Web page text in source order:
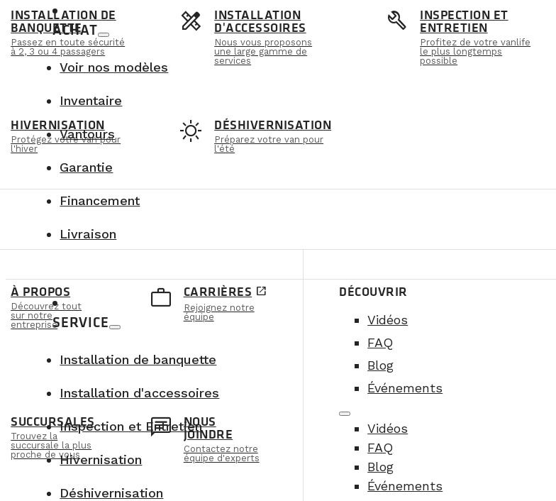
INSTALLATION DE
BANQUETTE
Passez en toute sécurité
à 2, 3 ou 4 passagers
design_services INSTALLATION
D'ACCESSOIRES
Nous vous proposons
une large gamme de
services
build INSPECTION ET
ENTRETIEN
Profitez de votre vanlife
le plus longtemps
possible
HIVERNISATION
Protégez votre van pour
l'hiver
sunny DÉSHIVERNISATION
Préparez votre van pour
l'été
À PROPOS
Découvrez tout
sur notre
entreprise
work_outline CARRIÈRES open_in_new
Rejoignez notre
équipe
SUCCURSALES
Trouvez la
succursale la plus
proche de vous
chat NOUS
JOINDRE
Contactez notre
équipe d'experts
DÉCOUVRIR
Vidéos
FAQ
Blog
Événements
Vidéos
FAQ
Blog
Événements
ACHAT
Voir nos modèles
Inventaire
Vantours
Garantie
Financement
Livraison
SERVICE
Installation de banquette
Installation d'accessoires
Inspection et Entretien
Hivernisation
Déshivernisation